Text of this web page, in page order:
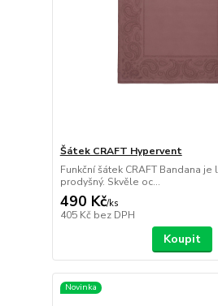
Šátek CRAFT Hypervent
Funkční šátek CRAFT Bandana je
prodyšný. Skvěle oc...
490 Kč/ks
405 Kč bez DPH
Koupit
Novinka